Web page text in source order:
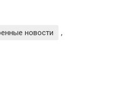
новости
,